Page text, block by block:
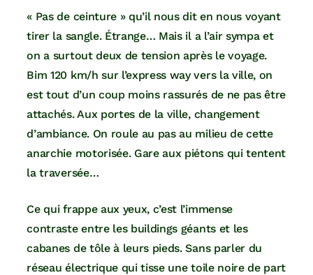
« Pas de ceinture » qu’il nous dit en nous voyant
tirer la sangle. Étrange… Mais il a l’air sympa et
on a surtout deux de tension après le voyage.
Bim 120 km/h sur l’express way vers la ville, on
est tout d’un coup moins rassurés de ne pas être
attachés. Aux portes de la ville, changement
d’ambiance. On roule au pas au milieu de cette
anarchie motorisée. Gare aux piétons qui tentent
la traversée…
Ce qui frappe aux yeux, c’est l’immense
contraste entre les buildings géants et les
cabanes de tôle à leurs pieds. Sans parler du
réseau électrique qui tisse une toile noire de part